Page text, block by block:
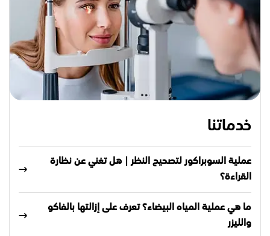
خدماتنا
عملية السوبراكور لتصحيح النظر | هل تغني عن نظارة
القراءة؟
ما هي عملية المياه البيضاء؟ تعرف على إزالتها بالفاكو
والليزر